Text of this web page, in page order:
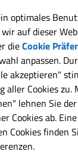
optimales
auf dieser
dieCookie
anpassen.
akzeptieren"
aller Cookies
lehnen Sie
Cookies ab.
Cookies finden